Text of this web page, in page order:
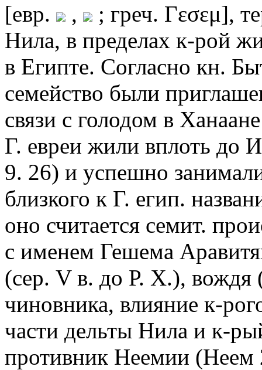
[евр. ,
; греч. Γεσεμ],
Нила, в пределах к-рой
в Египте. Согласно кн.
семейство были
связи с голодом в
Г. евреи жили вплоть до
9. 26) и успешно
близкого к Г. егип.
оно считается семит.
с именем Гешема
(сер. V в. до Р. Х.), вождя
чиновника, влияние к-
части дельты Нила и к-
противник Неемии (Неем